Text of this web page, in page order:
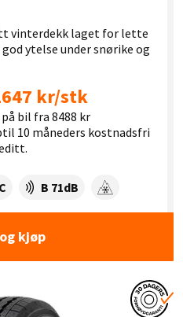
vinterdekk laget for lette
ytelse under snørike og
kr/stk
bil fra 8488 kr
10 måneders kostnadsfri
Våtgrep:
C Dekkstøy (dB):
B 71dB Snøgrep
kjøp